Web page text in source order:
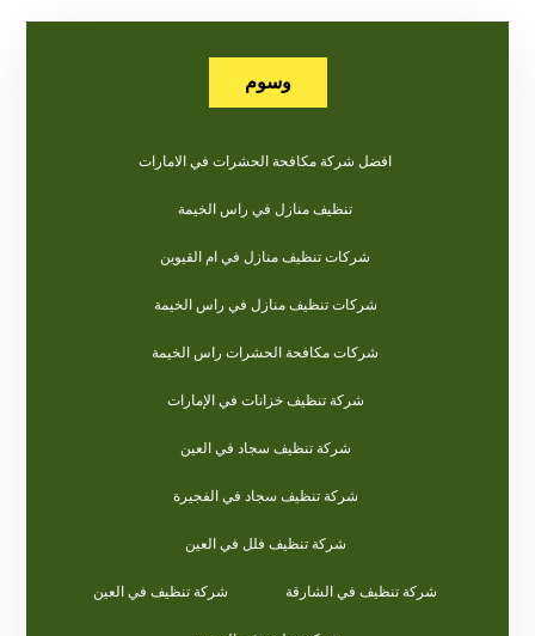
وسوم
افضل شركة مكافحة الحشرات في الامارات
تنظيف منازل في راس الخيمة
شركات تنظيف منازل في ام القيوين
شركات تنظيف منازل في راس الخيمة
شركات مكافحة الحشرات راس الخيمة
شركة تنظيف خزانات في الإمارات
شركة تنظيف سجاد في العين
شركة تنظيف سجاد في الفجيرة
شركة تنظيف فلل في العين
شركة تنظيف في الشارقة شركة تنظيف في العين